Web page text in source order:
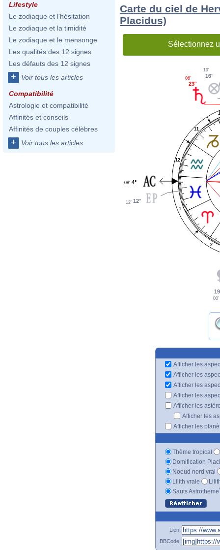
Lifestyle
Le zodiaque et l'hésitation
Le zodiaque et la timidité
Le zodiaque et le mensonge
Les qualités des 12 signes
Les défauts des 12 signes
+ Voir tous les articles
Compatibilité
Astrologie et compatibilité
Affinités et conseils
Affinités de couples célèbres
+ Voir tous les articles
Carte du ciel de
Placidus)
Sélectionnez
1
2
11
12
16°
19'
23°
06'
4°
08'
12°
12'
00'
Afficher les
Afficher les
Afficher les
Afficher les
Afficher les
Afficher les
Afficher les
Thème tropical
Domification
Noeud nord vrai
Lilith vraie
Sauts Astrotheme
Lien
BBCode